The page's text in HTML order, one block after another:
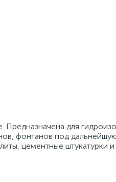
для
фонтанов под
цементные штукатурки и